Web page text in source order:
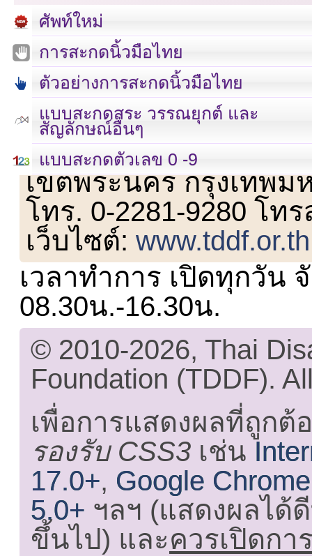
ศัพท์ใหม่
การสะกดนิ้วมือไทย
ตัวอย่างการสะกดนิ้วมือไทย
แบบสะกดสระ วรรณยุกต์ และ
สัญลักษณ์อื่นๆ
แบบสะกดตัวเลข 0 -9
เลขที่ 23 ชั้น 2 ถนนวิ
เขตพระนคร กรุงเทพม
โทร. 0-2281-9280 โท
เว็บไซต์:www.tddf.or.th
เวลาทำการ เปิดทุกวัน
08.30น.-16.30น.
© 2010-2026, Thai
Foundation (TDDF).
เพื่อการแสดงผลที่ถูกต้
รองรับ CSS3 เช่น
17.0+, Google
5.0+ ฯลฯ (แสดงผลได้
ขึ้นไป) และควรเปิดกา